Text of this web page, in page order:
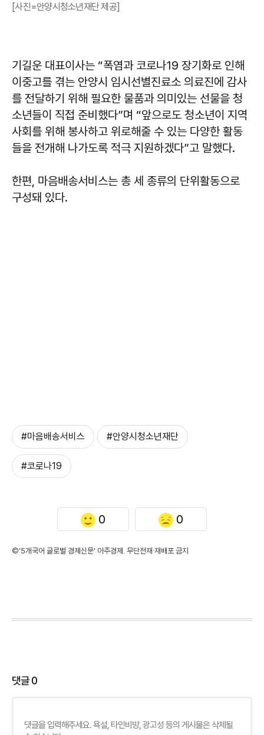
[사진=안양시청소년재단 제공]
기길운 대표이사는 “폭염과 코로나19 장기화로 인해
이중고를 겪는 안양시 임시선별진료소 의료진에 감사
를 전달하기 위해 필요한 물품과 의미있는 선물을 청
소년들이 직접 준비했다”며 “앞으로도 청소년이 지역
사회를 위해 봉사하고 위로해줄 수 있는 다양한 활동
들을 전개해 나가도록 적극 지원하겠다”고 말했다.
한편, 마음배송서비스는 총 세 종류의 단위활동으로
구성돼 있다.
#마음배송서비스 #안양시청소년재단
#코로나19
0 0
©'5개국어 글로벌 경제신문' 아주경제. 무단전재·재배포 금지
댓글0